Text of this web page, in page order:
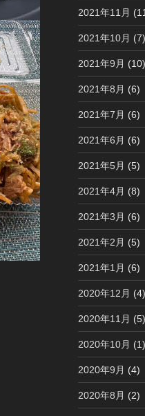
2021年11月
2021年10月 (7)
2021年9月 (10)
2021年8月 (6)
2021年7月 (6)
2021年6月 (6)
2021年5月 (5)
2021年4月 (8)
2021年3月 (6)
2021年2月 (5)
2021年1月 (6)
2020年12月 (4)
2020年11月 (5)
2020年10月 (1)
2020年9月 (4)
2020年8月 (2)